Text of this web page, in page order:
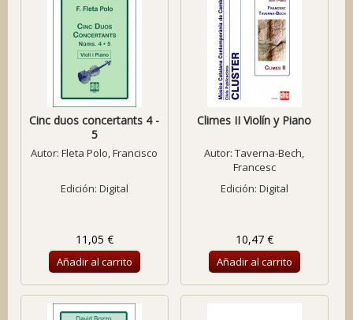
Cinc duos concertants 4 -
5
Autor:Fleta Polo, Francisco
Edición: Digital
11,05 €
Añadir al carrito
Climes II Violín y Piano
Autor:Taverna-Bech,
Francesc
Edición: Digital
10,47 €
Añadir al carrito